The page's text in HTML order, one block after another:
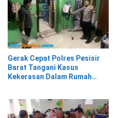
Gerak Cepat Polres Pesisir
Barat Tangani Kasus
Kekerasan Dalam Rumah